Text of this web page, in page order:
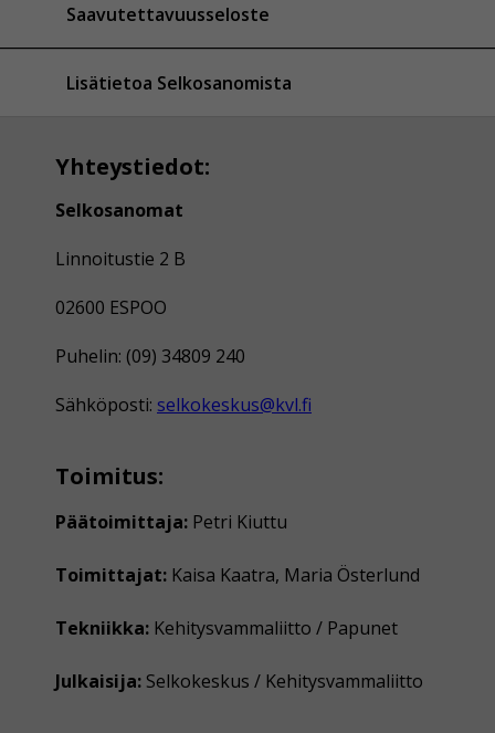
Saavutettavuusseloste
Lisätietoa Selkosanomista
Yhteystiedot:
Selkosanomat
Linnoitustie 2 B
02600 ESPOO
Puhelin: (09) 34809 240
Sähköposti: selkokeskus@kvl.fi
Toimitus:
Päätoimittaja: Petri Kiuttu
Toimittajat: Kaisa Kaatra, Maria Österlund
Tekniikka: Kehitysvammaliitto / Papunet
Julkaisija: Selkokeskus / Kehitysvammaliitto